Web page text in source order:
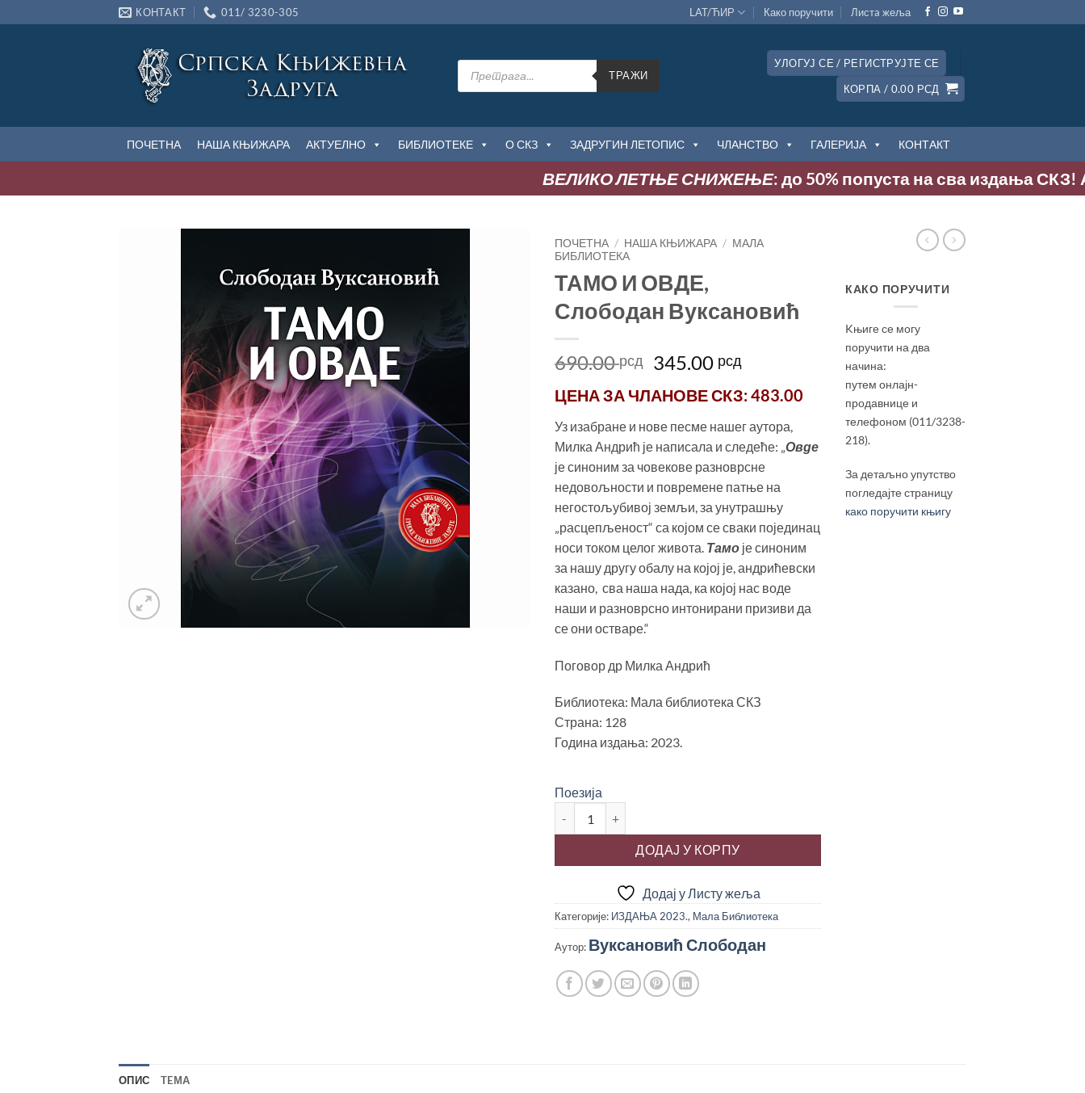
на
КОНТАКТ 011/ 3230-305 LAT/ЋИР Како поручити Листa жеља
Products
search
ТРАЖИ
УЛОГУЈ СЕ / РЕГИСТРУЈТЕ СЕ
КОРПА / 0.00 РСД
ПОЧЕТНА НАША КЊИЖАРА АКТУЕЛНО БИБЛИОТЕКЕ О СКЗ ЗАДРУГИН ЛЕТОПИС ЧЛАНСТВО ГАЛЕРИЈА КОНТАКТ
ВЕЛИКО ЛЕТЊЕ СНИЖЕЊЕ: до 50% попуста на сва издања СКЗ!
ПОЧЕТНА / НАША КЊИЖАРА / МАЛА
БИБЛИОТЕКА
ТАМО И ОВДЕ,
Слободан Вуксановић
690.00рсд
Оригинална
је
била:
690.00 рсд.
345.00 рсдТренутна
је:
345.00 рсд.
ЦЕНА ЗА ЧЛАНОВЕ СКЗ: 483.00
Уз изабране и нове песме нашег аутора,
Милка Андрић је написала и следеће: „ Овде
је синоним за човекове разноврсне
недовољности и повремене патње на
негостољубивој земљи, за унутрашњу
„расцепљеност“ са којом се сваки појединац
носи током целог живота. Тамо је синоним
за нашу другу обалу на којој је, андрићевски
казано, сва наша нада, ка којој нас воде
наши и разноврсно интонирани призиви да
се они остваре.“
Поговор др Милка Андрић
Библиотека: Мала библиотека СКЗ
Страна: 128
Година издања: 2023.
Поезија
ДОДАЈ У КОРПУ
Додај у Листу жеља
Категорије: ИЗДАЊА 2023., Мала Библиотека
Аутор: Вуксановић Слободан
КАКО ПОРУЧИТИ
Kњиге се могу
поручити на два
начина:
путем онлајн-
продавнице и
телефоном (011/3238-
218).
За детаљно упутство
погледајте страницу
како поручити књигу
ОПИС TEМА